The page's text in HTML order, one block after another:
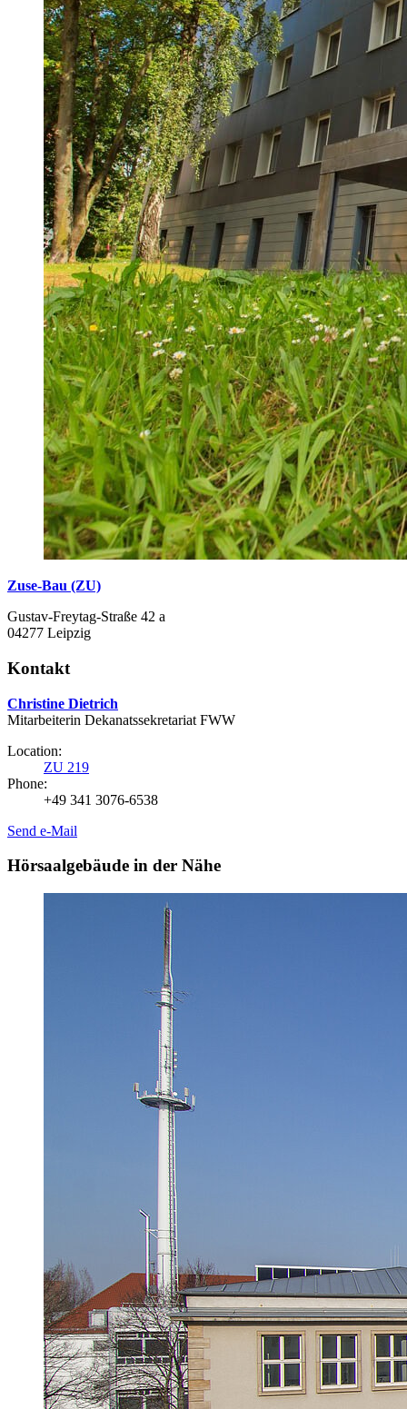
Zuse-Bau (ZU)
Gustav-Freytag-Straße 42 a
04277 Leipzig
Kontakt
Christine Dietrich
Mitarbeiterin Dekanatssekretariat FWW
Location:
ZU 219
Phone:
+49 341 3076-6538
Send e-Mail
Hörsaalgebäude in der Nähe